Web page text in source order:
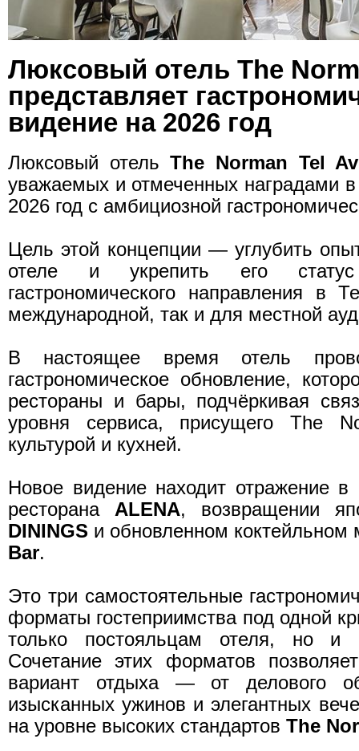
Люксовый отель The
представляет
видение на 2026 год
Люксовый отель The Norman Tel
уважаемых и отмеченных наградами
2026 год с амбициозной
Цель этой концепции — углубить
отеле и укрепить его
гастрономического направления в
международной, так и для местной
В настоящее время отель
гастрономическое обновление,
рестораны и бары, подчёркивая
уровня сервиса, присущего The
культурой и кухней.
Новое видение находит отражение
ресторанаALENA, возвращении
DININGS и обновленном
Bar.
Это три самостоятельные
форматы гостеприимства под одной
только постояльцам отеля, но и
Сочетание этих форматов
вариант отдыха — от делового
изысканных ужинов и элегантных
на уровне высоких стандартов The